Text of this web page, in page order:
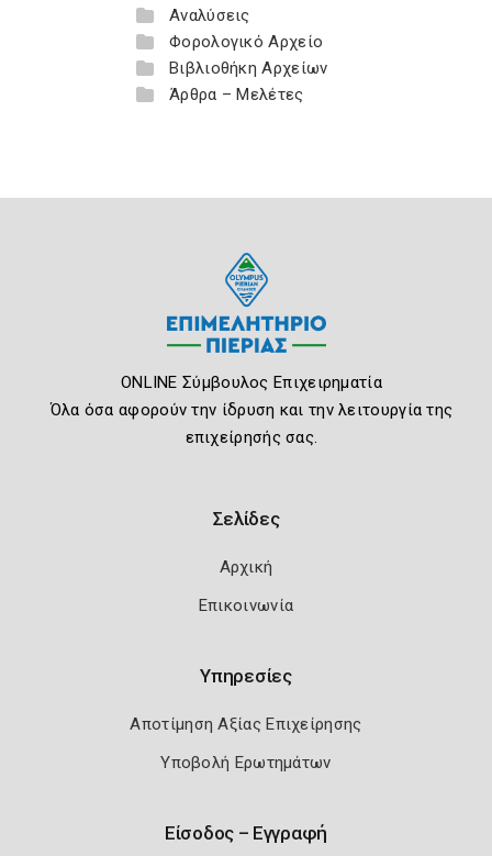
Αναλύσεις
Φορολογικό Αρχείο
Βιβλιοθήκη Αρχείων
Άρθρα – Μελέτες
ONLINE Σύμβουλος Επιχειρηματία
Όλα όσα αφορούν την ίδρυση και την λειτουργία της
επιχείρησής σας.
Σελίδες
Αρχική
Επικοινωνία
Υπηρεσίες
Αποτίμηση Αξίας Επιχείρησης
Υποβολή Ερωτημάτων
Είσοδος – Εγγραφή